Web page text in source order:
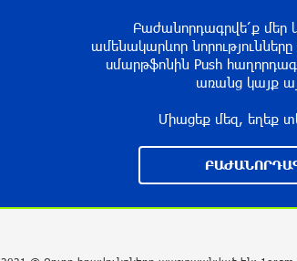
Բաժանորդագրվե՛ք մեր
ամենակարևոր
սմարթֆոնին Push
առանց կայք
Միացեք մեզ, եղեք